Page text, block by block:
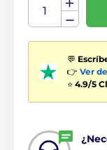
💬
👉 Ver
⭐ 4.9/5